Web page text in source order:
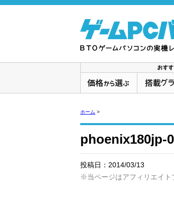
ホーム >
phoenix180jp-
投稿日： 2014/03/13
※当ページはアフィリエイト